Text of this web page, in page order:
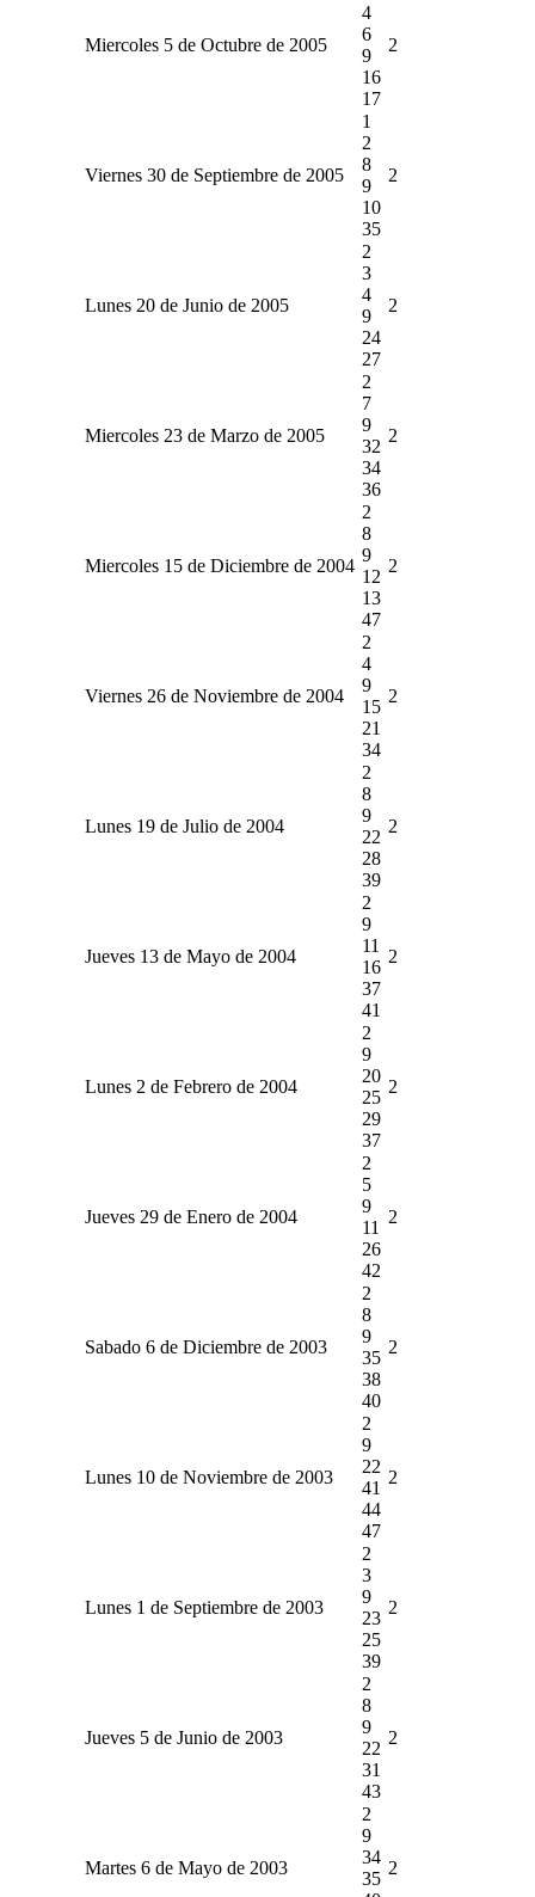
Miercoles 5 de Octubre de 2005
4
6
9
16
17
2
Viernes 30 de Septiembre de 2005
1
2
8
9
10
35
2
Lunes 20 de Junio de 2005
2
3
4
9
24
27
2
Miercoles 23 de Marzo de 2005
2
7
9
32
34
36
2
Miercoles 15 de Diciembre de 2004
2
8
9
12
13
47
2
Viernes 26 de Noviembre de 2004
2
4
9
15
21
34
2
Lunes 19 de Julio de 2004
2
8
9
22
28
39
2
Jueves 13 de Mayo de 2004
2
9
11
16
37
41
2
Lunes 2 de Febrero de 2004
2
9
20
25
29
37
2
Jueves 29 de Enero de 2004
2
5
9
11
26
42
2
Sabado 6 de Diciembre de 2003
2
8
9
35
38
40
2
Lunes 10 de Noviembre de 2003
2
9
22
41
44
47
2
Lunes 1 de Septiembre de 2003
2
3
9
23
25
39
2
Jueves 5 de Junio de 2003
2
8
9
22
31
43
2
Martes 6 de Mayo de 2003
2
9
34
35
2